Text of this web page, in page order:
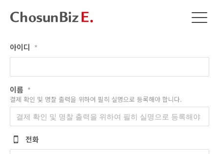
아이디 *
이름 *
결제 확인 및 명찰 출력을 위하여 필히 실명으로 등록해야 합니다.
전화